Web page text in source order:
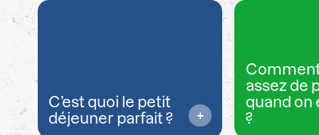
C’est quoi le petit
déjeuner parfait ?
assez de
quand on
?